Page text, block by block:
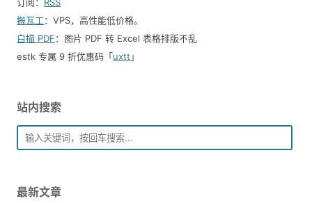
订阅： RSS
搬瓦工：VPS，高性能低价格。️
白描 PDF：图片 PDF 转 Excel 表格排版不乱
estk 专属 9 折优惠码「uxtt 」
站内搜索
最新文章